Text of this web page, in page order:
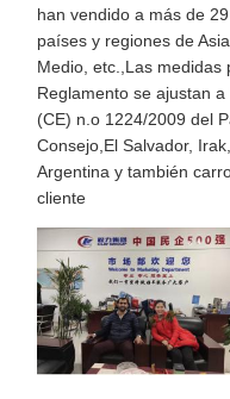
han vendido a más de
países y regiones de
Medio, etc.,Las medidas
Reglamento se ajustan
(CE) n.o 1224/2009 del
Consejo,El Salvador,
Argentina y también
cliente